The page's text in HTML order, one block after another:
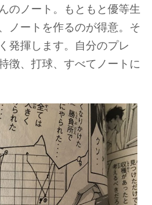
のノート。もともと優等生
ノートを作るのが得意。そ
発揮します。自分のプレ
徴、打球、すべてノートに